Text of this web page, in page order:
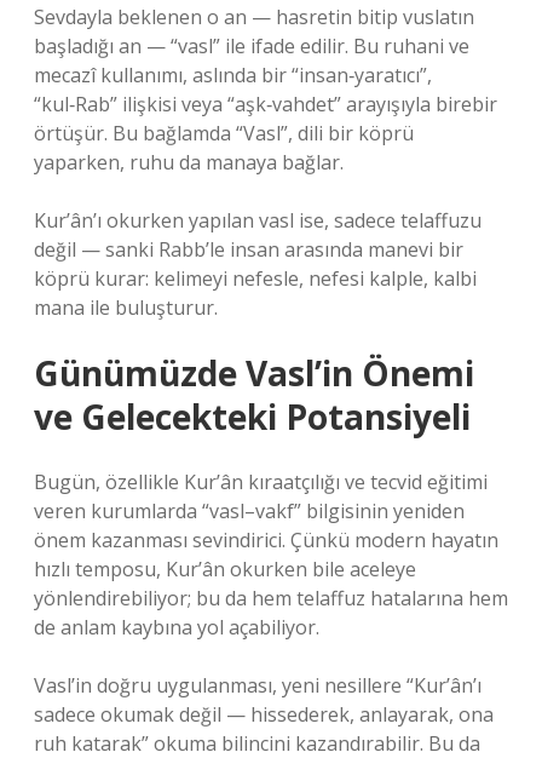
Sevdayla beklenen o an — hasretin bitip vuslatın
başladığı an — “vasl” ile ifade edilir. Bu ruhani ve
mecazî kullanımı, aslında bir “insan‑yaratıcı”,
“kul‑Rab” ilişkisi veya “aşk‑vahdet” arayışıyla birebir
örtüşür. Bu bağlamda “Vasl”, dili bir köprü
yaparken, ruhu da manaya bağlar.
Kur’ân’ı okurken yapılan vasl ise, sadece telaffuzu
değil — sanki Rabb’le insan arasında manevi bir
köprü kurar: kelimeyi nefesle, nefesi kalple, kalbi
mana ile buluşturur.
Günümüzde Vasl’in Önemi
ve Gelecekteki Potansiyeli
Bugün, özellikle Kur’ân kıraatçılığı ve tecvid eğitimi
veren kurumlarda “vasl–vakf” bilgisinin yeniden
önem kazanması sevindirici. Çünkü modern hayatın
hızlı temposu, Kur’ân okurken bile aceleye
yönlendirebiliyor; bu da hem telaffuz hatalarına hem
de anlam kaybına yol açabiliyor.
Vasl’in doğru uygulanması, yeni nesillere “Kur’ân’ı
sadece okumak değil — hissederek, anlayarak, ona
ruh katarak” okuma bilincini kazandırabilir. Bu da